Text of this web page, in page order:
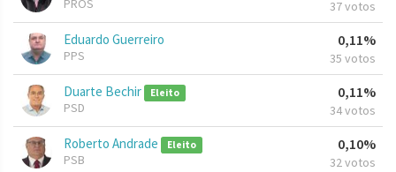
PROS 37 votos
Eduardo Guerreiro
PPS
0,11%
35 votos
Duarte Bechir Eleito
PSD
0,11%
34 votos
Roberto Andrade Eleito
PSB
0,10%
32 votos